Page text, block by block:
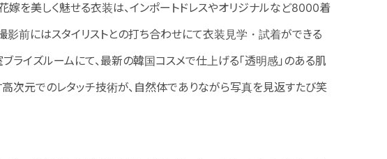
嫁を美しく魅せる衣装は、インポートドレスやオリジナルなど8000着
影前にはスタイリストとの打ち合わせにて衣装見学・試着ができる
ライズルームにて、最新の韓国コスメで仕上げる「透明感」のある肌
高次元でのレタッチ技術が、自然体でありながら写真を見返すたび笑